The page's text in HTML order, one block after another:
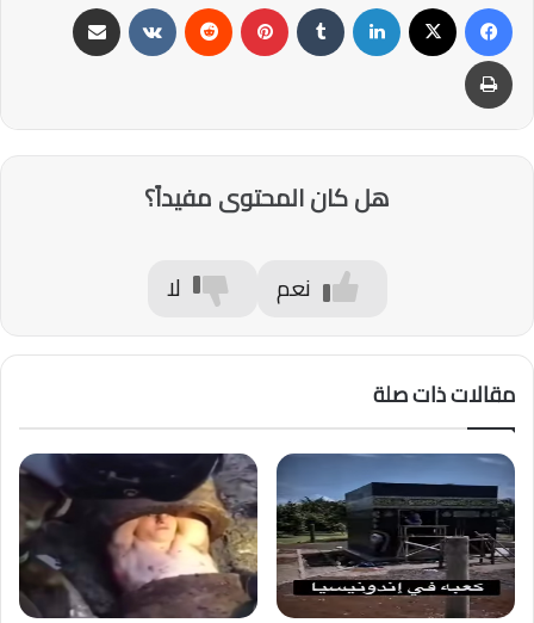
هل كان المحتوى مفيداً؟
نعم لا
مقالات ذات صلة